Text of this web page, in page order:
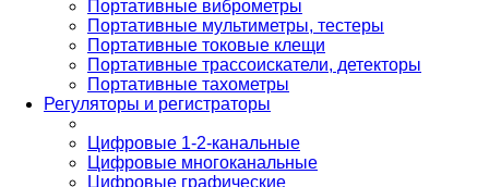
Портативные виброметры
Портативные мультиметры, тестеры
Портативные токовые клещи
Портативные трассоискатели, детекторы
Портативные тахометры
Регуляторы и регистраторы
Цифровые 1-2-канальные
Цифровые многоканальные
Цифровые графические